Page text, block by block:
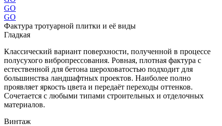
GO
GO
Фактура тротуарной плитки и её виды
Гладкая
Классический вариант поверхности, полученной в процессе
полусухого вибропрессования. Ровная, плотная фактура с
естественной для бетона шероховатостью подходит для
большинства ландшафтных проектов. Наиболее полно
проявляет яркость цвета и передаёт переходы оттенков.
Сочетается с любыми типами строительных и отделочных
материалов.
Винтаж